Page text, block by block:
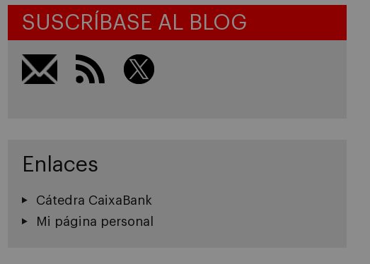
SUSCRÍBASE AL BLOG
Enlaces
Cátedra CaixaBank
Mi página personal